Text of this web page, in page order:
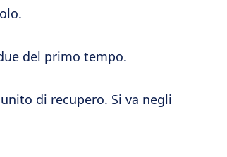
del primo tempo.
di recupero. Si va negli